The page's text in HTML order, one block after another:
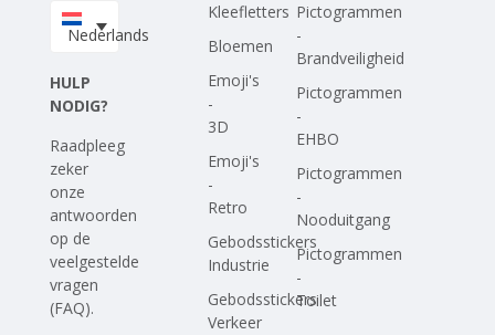
Upload je eigen ontwerp
Nederlands
HULP
NODIG?
Raadpleeg
zeker
onze
antwoorden
op de
veelgestelde
vragen
(FAQ).
Kleefletters
Bloemen
Emoji's
-
3D
Emoji's
-
Retro
Gebodsstickers
Industrie
Gebodsstickers
Verkeer
Pictogrammen
-
Brandveiligheid
Pictogrammen
-
EHBO
Pictogrammen
-
Nooduitgang
Pictogrammen
-
Toilet